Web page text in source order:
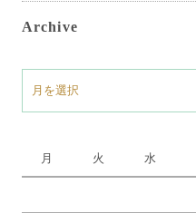
Archive
月 火 水